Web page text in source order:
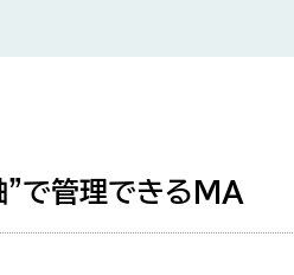
”で管理できるMA